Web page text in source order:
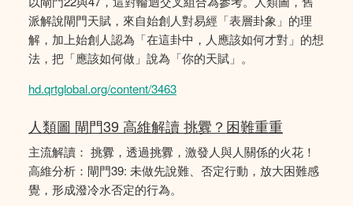
派解說閘門天賦，來自始創人對易經「表層卦象」的理
解，加上始創人認為「在這卦中，人應該如何才對」的想
法，把「應該如何做」說為「你的天賦」。
hd.qrtglobal.org/content/3463
人類圖 閘門39 高維解讀 挑釁？困難重重
主流解讀： 挑釁，透過挑釁，激發人與人關係的火花！
高維分析：閘門39: 未做先說難、否定行動，放大困難感
覺，形成潑冷水否定的行為。